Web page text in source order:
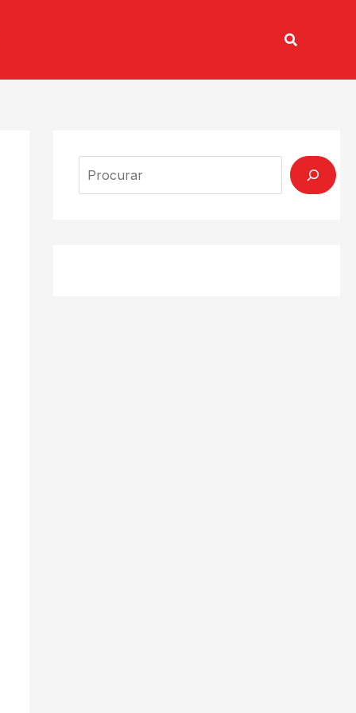
Pesquisar
Search